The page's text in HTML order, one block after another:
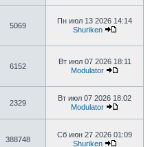
5069
Пн июл 13 2026 14:14
Shuriken
6152
Вт июл 07 2026 18:11
Modulator
2329
Вт июл 07 2026 18:02
Modulator
388748
Сб июн 27 2026 01:09
Shuriken